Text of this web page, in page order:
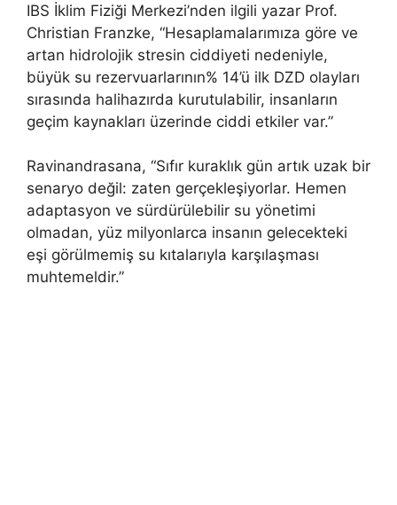
IBS İklim Fiziği Merkezi’nden ilgili yazar Prof.
Christian Franzke, “Hesaplamalarımıza göre ve
artan hidrolojik stresin ciddiyeti nedeniyle,
büyük su rezervuarlarının% 14’ü ilk DZD olayları
sırasında halihazırda kurutulabilir, insanların
geçim kaynakları üzerinde ciddi etkiler var.”
Ravinandrasana, “Sıfır kuraklık gün artık uzak bir
senaryo değil: zaten gerçekleşiyorlar. Hemen
adaptasyon ve sürdürülebilir su yönetimi
olmadan, yüz milyonlarca insanın gelecekteki
eşi görülmemiş su kıtalarıyla karşılaşması
muhtemeldir.”